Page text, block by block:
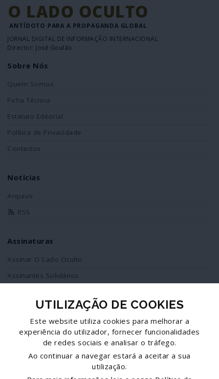
O LADO OCULTO
ANTÍDOTO PARA A PROPAGANDA GLOBAL
JORNAL DIGITAL DE INFORMAÇÃO INTERNACIONAL
Director: José Goulão
Sobre Nós
Quem Somos
Ficha Técnica
Estatuto Editorial
Política de Privacidade
Contactos
Notícias
Arquivo
RSS
Assinaturas
Assinar O Lado Oculto
Assinantes Solidários
Redes Sociais
Siga-nos no facebook
UTILIZAÇÃO DE COOKIES
Este website utiliza cookies para melhorar a
experiência do utilizador, fornecer funcionalidades
de redes sociais e analisar o tráfego.
Ao continuar a navegar estará a aceitar a sua
utilização.